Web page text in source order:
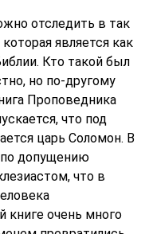
отследить в так
является как
Кто такой был
но по-другому
Проповедника
что под
царь Соломон. В
по допущению
что в
книге очень много